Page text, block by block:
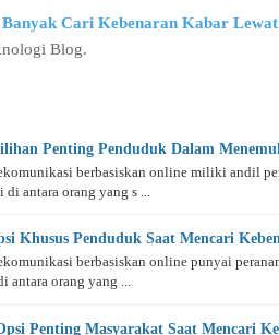
Cari Kebenaran Kabar
Blog.
Penting Penduduk Dalam
berbasiskan online miliki andil
antara orang yang s ...
Khusus Penduduk Saat Mencari
berbasiskan online punyai
antara orang yang ...
Penting Masyarakat Saat Mencari